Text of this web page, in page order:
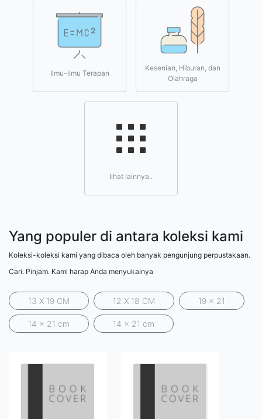
Ilmu-ilmu Terapan
Kesenian, Hiburan, dan
Olahraga
lihat lainnya..
Yang populer di antara koleksi kami
Koleksi-koleksi kami yang dibaca oleh banyak pengunjung perpustakaan.
Cari. Pinjam. Kami harap Anda menyukainya
13 X 19 CM 12 X 18 CM 19 x 21
14 x 21 cm 14 x 21 cm